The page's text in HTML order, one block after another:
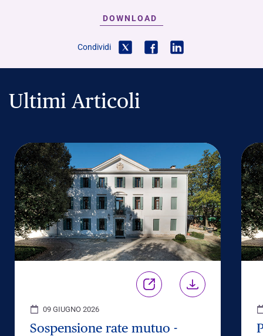
DOWNLOAD
Condividi
Ultimi Articoli
09 GIUGNO 2026
Sospensione rate mutuo -